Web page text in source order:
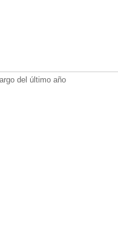
del último año